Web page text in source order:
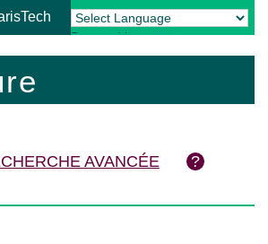
Powered by Translate
AVANCÉE